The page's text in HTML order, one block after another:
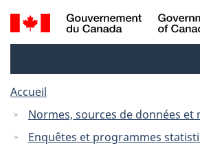
Passer
au
Passer
à
Recherche
et
Accueil
Normes, sources de données et
Enquêtes et programmes